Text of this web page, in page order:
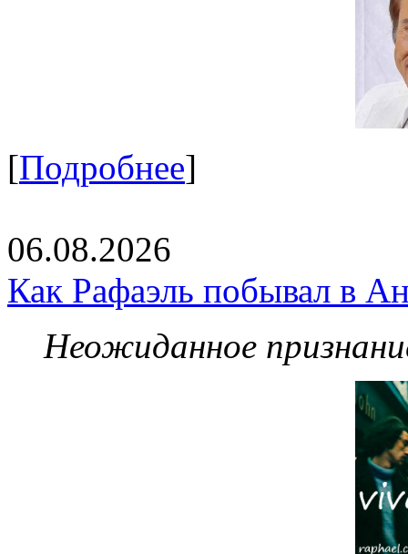
[Подробнее]
06.08.2026
Как Рафаэль побывал в
Неожиданное